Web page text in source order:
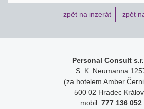
zpět na inzerát zpět
Personal Consult
S. K. Neumanna
(za hotelem Amber
500 02 Hradec
mobil: 777 136 052